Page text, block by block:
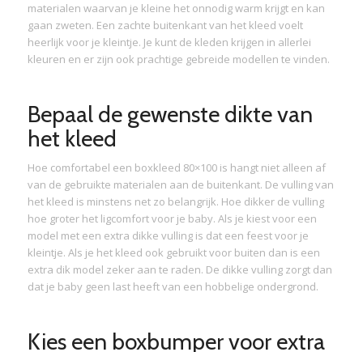
materialen waarvan je kleine het onnodig warm krijgt en kan
gaan zweten. Een zachte buitenkant van het kleed voelt
heerlijk voor je kleintje. Je kunt de kleden krijgen in allerlei
kleuren en er zijn ook prachtige gebreide modellen te vinden.
Bepaal de gewenste dikte van
het kleed
Hoe comfortabel een boxkleed 80×100 is hangt niet alleen af
van de gebruikte materialen aan de buitenkant. De vulling van
het kleed is minstens net zo belangrijk. Hoe dikker de vulling
hoe groter het ligcomfort voor je baby. Als je kiest voor een
model met een extra dikke vulling is dat een feest voor je
kleintje. Als je het kleed ook gebruikt voor buiten dan is een
extra dik model zeker aan te raden. De dikke vulling zorgt dan
dat je baby geen last heeft van een hobbelige ondergrond.
Kies een boxbumper voor extra